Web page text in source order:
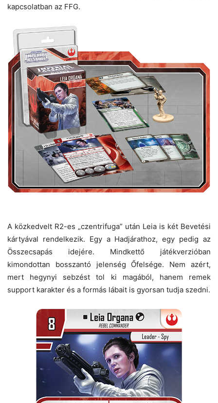
kapcsolatban az FFG.
A közkedvelt R2-es „czentrifuga” után Leia is két Bevetési
kártyával rendelkezik. Egy a Hadjárathoz, egy pedig az
Összecsapás idejére. Mindkettő játékverzióban
kimondottan bosszantó jelenség Őfelsége. Nem azért,
mert hegynyi sebzést tol ki magából, hanem remek
support karakter és a formás lábait is gyorsan tudja szedni.